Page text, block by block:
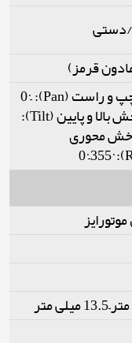
دستی
چرخش چپ و راست (Pan): 0°–
355° چرخش بالا و پایین (Tilt):
چرخش محوری